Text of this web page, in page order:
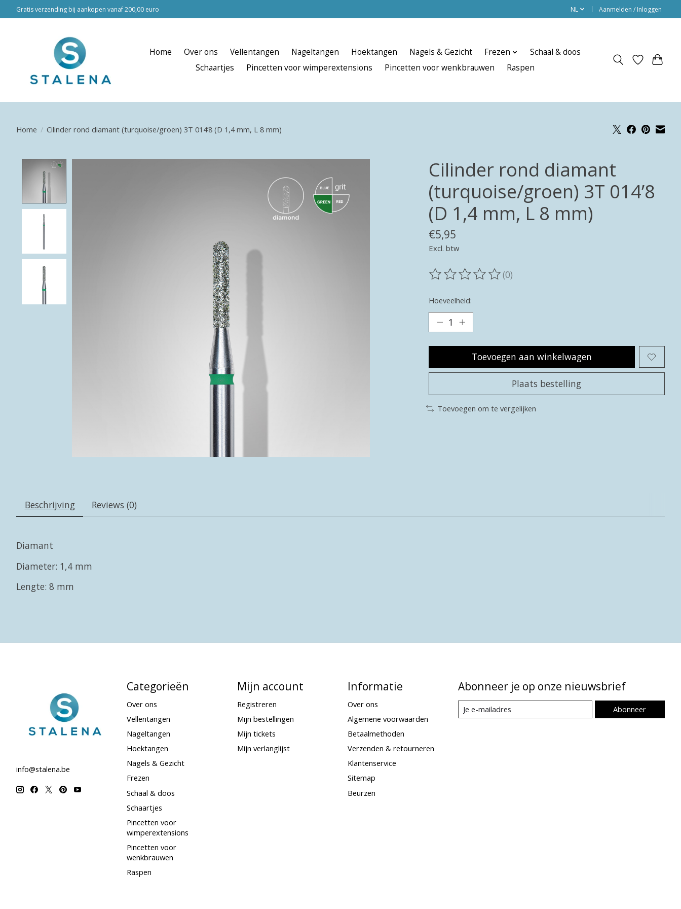
Gratis verzending bij aankopen vanaf 200,00 euro NL Aanmelden / Inloggen
Home Over ons Vellentangen Nageltangen Hoektangen Nagels & Gezicht Frezen
Schaal & doos
Schaartjes
Pincetten voor wimperextensions Pincetten voor wenkbrauwen Raspen
Home / Cilinder rond diamant (turquoise/groen) 3T 014’8 (D 1,4 mm, L 8 mm)
Cilinder rond diamant
(turquoise/groen) 3T 014’8
(D 1,4 mm, L 8 mm)
€5,95
Excl. btw
De beoordeling van dit product is
(0)
Hoeveelheid:
Toevoegen aan winkelwagen
Plaats bestelling
Toevoegen om te vergelijken
Beschrijving Reviews (0)
Diamant
Diameter: 1,4 mm
Lengte: 8 mm
info@stalena.be
Categorieën
Over ons
Vellentangen
Nageltangen
Hoektangen
Nagels & Gezicht
Frezen
Schaal & doos
Schaartjes
Pincetten voor
wimperextensions
Pincetten voor
wenkbrauwen
Raspen
Mijn account
Registreren
Mijn bestellingen
Mijn tickets
Mijn verlanglijst
Informatie
Over ons
Algemene voorwaarden
Betaalmethoden
Verzenden & retourneren
Klantenservice
Sitemap
Beurzen
Abonneer je op onze nieuwsbrief
Abonneer